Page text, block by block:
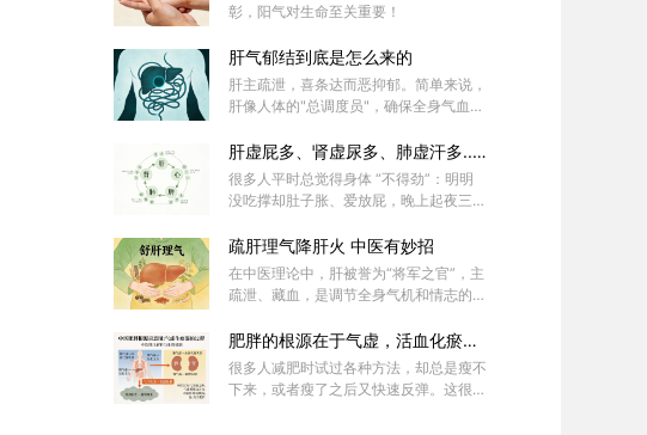
彰，阳气对生命至关重要！
肝气郁结到底是怎么来的
肝主疏泄，喜条达而恶抑郁。简单来说，
肝像人体的"总调度员"，确保全身气血运
之性受阻，肝气就无法正常运行，形成郁
结。
肝虚屁多、肾虚尿多、肺虚汗多.....
你哪多
很多人平时总觉得身体 “不得劲”：明明
没吃撑却肚子胀、爱放屁，晚上起夜三四
总黏着痰…… 其实这些小毛病，不是 “矫
情”，可能是五脏在悄悄 “报警”！ 今天就
给大家拆解 5 种最常见的五脏虚损问题
，每种都对应 1 种经典中成药，看完对照
自己的情况，记得收藏备用。
疏肝理气降肝火 中医有妙招
在中医理论中，肝被誉为“将军之官”，主
疏泄、藏血，是调节全身气机和情志的核
状态，导致越来越多人出现肝气郁结、肝
火旺盛的问题，表现为烦躁易怒、失眠多
梦、头痛目赤、口苦口干等症状。中医在
调理肝脏方面有着系统且丰富的理论和实
肥胖的根源在于气虚，活血化瘀才
是关键！
很多人减肥时试过各种方法，却总是瘦不
下来，或者瘦了之后又快速反弹。这很可